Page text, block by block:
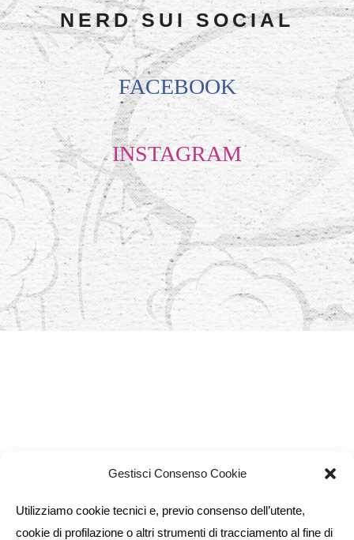
Gestisci Consenso Cookie
Utilizziamo cookie tecnici e, previo consenso dell’utente,
cookie di profilazione o altri strumenti di tracciamento al fine di
NERD SUI SOCIAL
FACEBOOK
INSTAGRAM